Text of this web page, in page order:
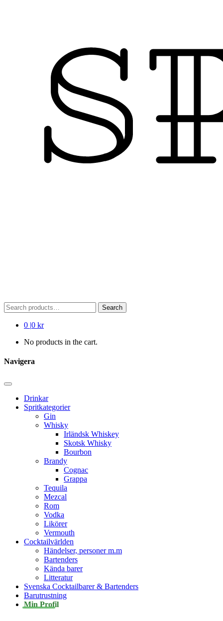
Search
for:
Search
0 |0 kr
No products in the cart.
Navigera
Drinkar
Spritkategorier
Gin
Whisky
Irländsk Whiskey
Skotsk Whisky
Bourbon
Brandy
Cognac
Grappa
Tequila
Mezcal
Rom
Vodka
Likörer
Vermouth
Cocktailvärlden
Händelser, personer m.m
Bartenders
Kända barer
Litteratur
Svenska Cocktailbarer & Bartenders
Barutrustning
Min Profil